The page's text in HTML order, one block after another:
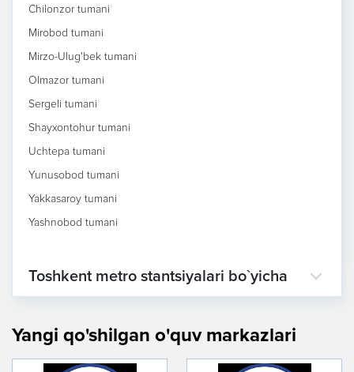
Chilonzor tumani
Mirobod tumani
Mirzo-Ulug'bek tumani
Olmazor tumani
Sergeli tumani
Shayxontohur tumani
Uchtepa tumani
Yunusobod tumani
Yakkasaroy tumani
Yashnobod tumani
Toshkent metro stantsiyalari bo`yicha
Yangi qo'shilgan o'quv markazlari